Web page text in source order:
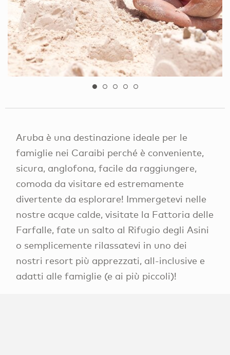
Aruba è una destinazione ideale per le
famiglie nei Caraibi perché è conveniente,
sicura, anglofona, facile da raggiungere,
comoda da visitare ed estremamente
divertente da esplorare! Immergetevi nelle
nostre acque calde, visitate la Fattoria delle
Farfalle, fate un salto al Rifugio degli Asini
o semplicemente rilassatevi in uno dei
nostri resort più apprezzati, all-inclusive e
adatti alle famiglie (e ai più piccoli)!